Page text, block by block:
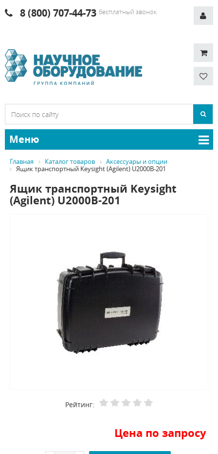
8 (800) 707-44-73 бесплатный звонок
Меню
Главная Каталог товаров
Аксессуары и опции
Ящик транспортный Keysight (Agilent) U2000B-201
Ящик транспортный Keysight
(Agilent) U2000B-201
Рейтинг:
Цена по запросу